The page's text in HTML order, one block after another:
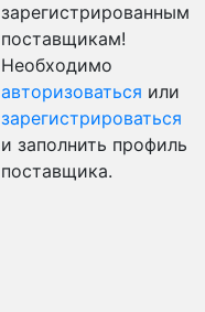
зарегистрированным
поставщикам!
Необходимо
авторизоваться или
зарегистрироваться
и заполнить профиль
поставщика.